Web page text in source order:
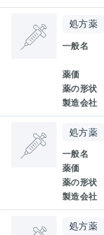
処方薬
一般名
薬価
薬の形状
製造会社
処方薬
一般名
薬価
薬の形状
製造会社
処方薬